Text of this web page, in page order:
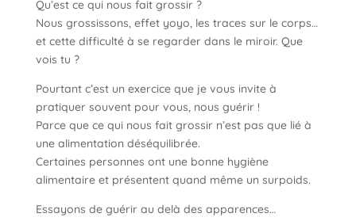
Qu’est ce qui nous fait grossir ?
Nous grossissons, effet yoyo, les traces sur le corps…
et cette difficulté à se regarder dans le miroir. Que
vois tu ?
Pourtant c’est un exercice que je vous invite à
pratiquer souvent pour vous, nous guérir !
Parce que ce qui nous fait grossir n’est pas que lié à
une alimentation déséquilibrée.
Certaines personnes ont une bonne hygiène
alimentaire et présentent quand même un surpoids.
Essayons de guérir au delà des apparences…